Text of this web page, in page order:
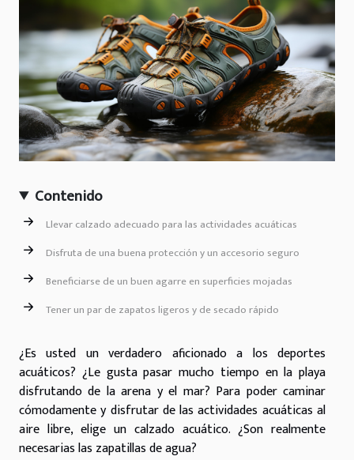
Contenido
Llevar calzado adecuado para las actividades acuáticas
Disfruta de una buena protección y un accesorio seguro
Beneficiarse de un buen agarre en superficies mojadas
Tener un par de zapatos ligeros y de secado rápido
¿Es usted un verdadero aficionado a los deportes
acuáticos? ¿Le gusta pasar mucho tiempo en la playa
disfrutando de la arena y el mar? Para poder caminar
cómodamente y disfrutar de las actividades acuáticas al
aire libre, elige un calzado acuático. ¿Son realmente
necesarias las zapatillas de agua?